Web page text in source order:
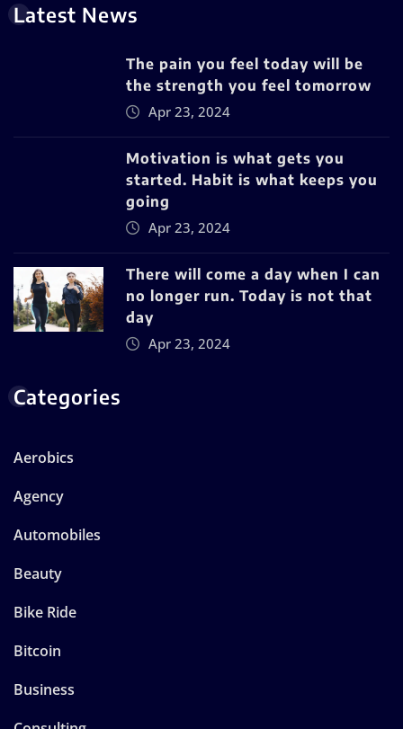
Latest News
The pain you feel today will be
the strength you feel tomorrow
Apr 23, 2024
Motivation is what gets you
started. Habit is what keeps you
going
Apr 23, 2024
There will come a day when I can
no longer run. Today is not that
day
Apr 23, 2024
Categories
Aerobics
Agency
Automobiles
Beauty
Bike Ride
Bitcoin
Business